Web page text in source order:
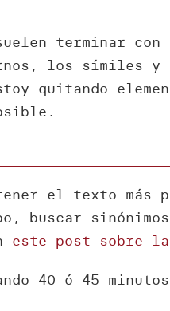
terminar con
los símiles y
quitando
el texto más
buscar
este post sobre
40 ó 45